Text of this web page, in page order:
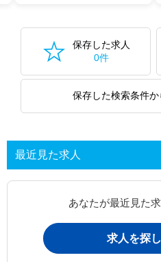
保存した求人
0件
保存した検索条件
最近見た求人
あなたが最近見た
求人を探